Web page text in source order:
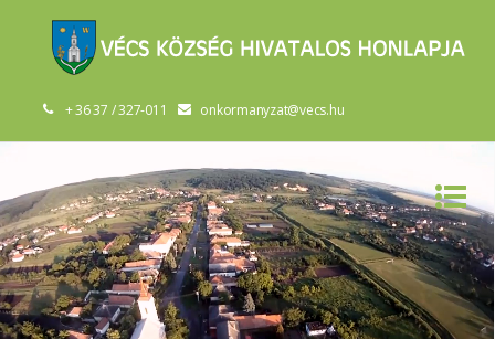
+ 36 37 / 327-011 onkormanyzat@vecs.hu